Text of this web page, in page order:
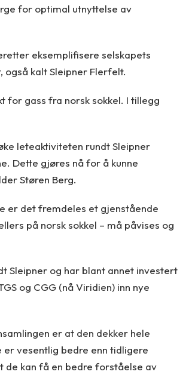
for optimal utnyttelse av
eksemplifisere selskapets
kalt Sleipner Flerfelt.
for gass fra norsk sokkel. I tillegg
leteaktiviteten rundt Sleipner
Dette gjøres nå for å kunne
Støren Berg.
er det fremdeles et gjenstående
på norsk sokkel – må påvises og
Sleipner og har blant annet investert
og CGG (nå Viridien) inn nye
er at den dekker hele
vesentlig bedre enn tidligere
de kan få en bedre forståelse av